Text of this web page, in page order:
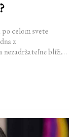
celom svete
z
nezadržateľne blíži.
konania